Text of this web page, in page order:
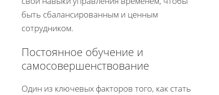
быть сбалансированным и ценным
сотрудником.
Постоянное обучение и
самосовершенствование
Один из ключевых факторов того, как стать